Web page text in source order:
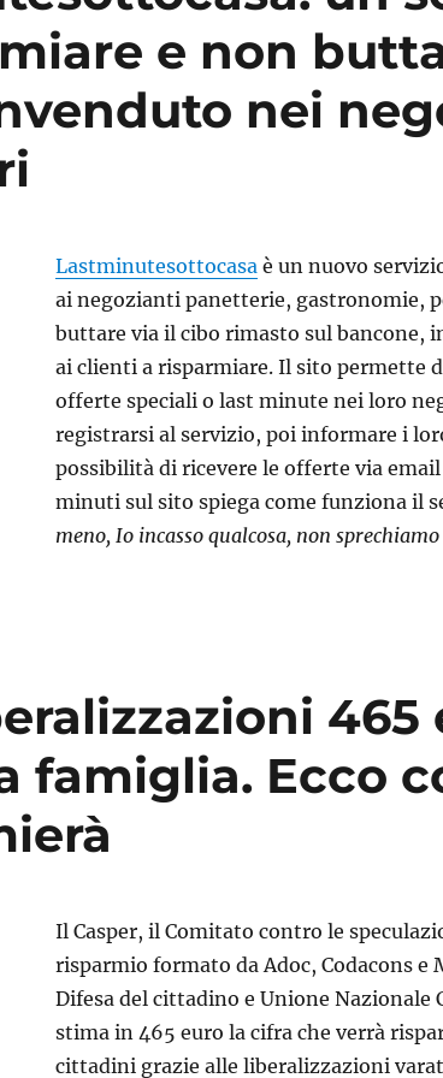
e non
nei
Lastminutesottocasa è un nuovo
ai negozianti panetterie, gastronomie,
buttare via il cibo rimasto sul bancone,
ai clienti a risparmiare. Il sito permette
offerte speciali o last minute nei loro
registrarsi al servizio, poi informare i
possibilità di ricevere le offerte via
minuti sul sito spiega come funziona il
meno, Io incasso qualcosa, non
465
famiglia. Ecco
Il Casper, il Comitato contro le
risparmio formato da Adoc, Codacons e
Difesa del cittadino e Unione Nazionale
stima in 465 euro la cifra che verrà
cittadini grazie alle liberalizzazioni